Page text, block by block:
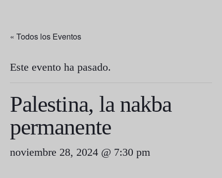
« Todos los Eventos
Este evento ha pasado.
Palestina, la nakba
permanente
noviembre 28, 2024 @ 7:30 pm